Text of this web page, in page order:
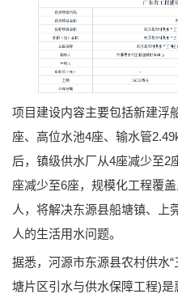
项目建设内容主要包括新建浮
座、高位水池4座、输水管
后，镇级供水厂从4座减少至2
座减少至6座，规模化工程覆
人，将解决东源县船塘镇、上
人的生活用水问题。
据悉，河源市东源县农村供水
塘片区引水与供水保障工程)